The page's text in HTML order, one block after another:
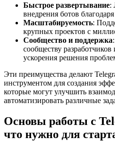
Быстрое развертывание:
внедрения ботов
Масштабируемость:
крупных проектов с
Сообщество и поддержка
сообществу
ускорения решения
Эти преимущества делают
инструментом для создания
которые могут улучшить
автоматизировать различные
Основы работы с
что нужно для